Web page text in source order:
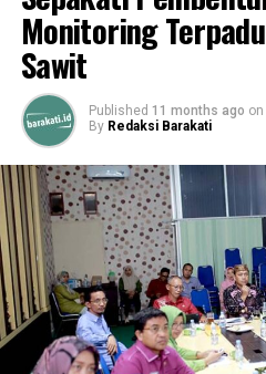
Monitoring
Sawit
Published 11 months ago on
By Redaksi Barakati